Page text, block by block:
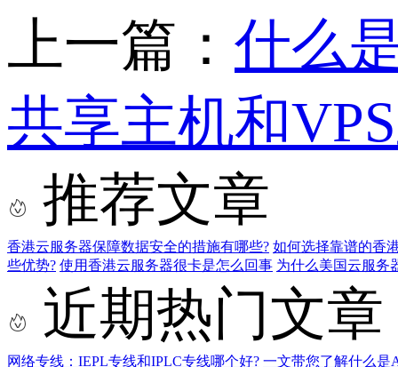
上一篇： 什么
共享主机和
推荐文章
香港云服务器保障数据安全的措施有哪些? 如何选择靠谱的香
些优势? 使用香港云服务器很卡是怎么回事 为什么美国云服务
近期热门文章
网络专线：IEPL专线和IPLC专线哪个好? 一文带您了解什么是